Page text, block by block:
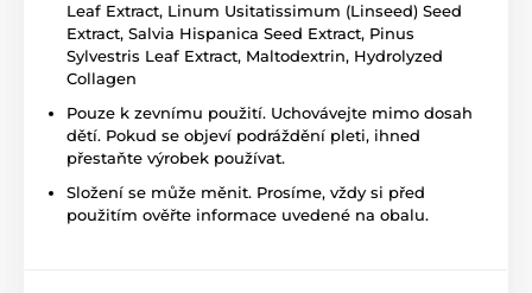
Leaf Extract, Linum Usitatissimum (Linseed) Seed
Extract, Salvia Hispanica Seed Extract, Pinus
Sylvestris Leaf Extract, Maltodextrin, Hydrolyzed
Collagen
Pouze k zevnímu použití. Uchovávejte mimo dosah
dětí. Pokud se objeví podráždění pleti, ihned
přestaňte výrobek používat.
Složení se může měnit. Prosíme, vždy si před
použitím ověřte informace uvedené na obalu.